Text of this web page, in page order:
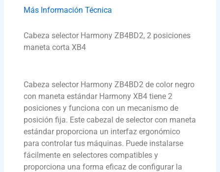
Más Información Técnica
Cabeza selector Harmony ZB4BD2, 2 posiciones
maneta corta XB4
Cabeza selector Harmony ZB4BD2 de color negro
con maneta estándar Harmony XB4 tiene 2
posiciones y funciona con un mecanismo de
posición fija. Este cabezal de selector con maneta
estándar proporciona un interfaz ergonómico
para controlar tus máquinas. Puede instalarse
fácilmente en selectores compatibles y
proporciona una forma eficaz de configurar la